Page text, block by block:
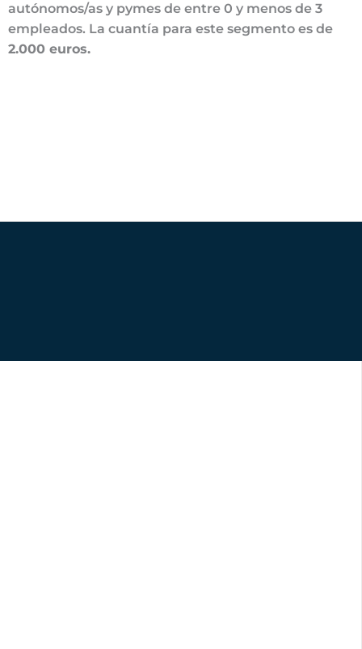
autónomos/as y pymes de entre 0 y menos de 3
empleados. La cuantía para este segmento es de
2.000 euros.